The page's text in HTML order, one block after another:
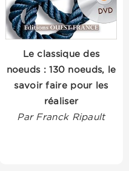
Le classique des
noeuds : 130 noeuds, le
savoir faire pour les
réaliser
Par Franck Ripault